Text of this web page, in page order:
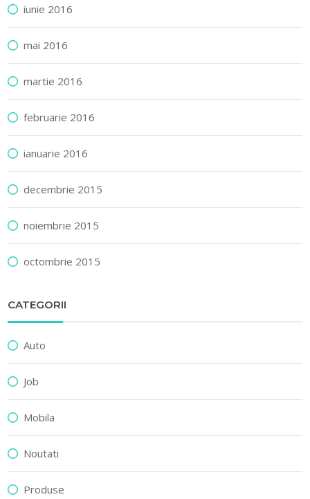
iunie 2016
mai 2016
martie 2016
februarie 2016
ianuarie 2016
decembrie 2015
noiembrie 2015
octombrie 2015
CATEGORII
Auto
Job
Mobila
Noutati
Produse